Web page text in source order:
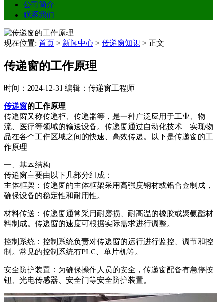
公司简介
联系我们
现在位置: 首页 > 新闻中心 > 传递窗知识 > 正文
传递窗的工作原理
时间：2024-12-31 编辑：传递窗工程师
传递窗的工作原理
传递窗又称传递柜、传递器等，是一种广泛应用于工业、物
流、医疗等领域的输送设备。传递窗通过自动化技术，实现物
品在各个工作区域之间的快速、高效传递。以下是传递窗的工
作原理：
一、基本结构
传递窗主要由以下几部分组成：
主体框架：传递窗的主体框架采用高强度钢材或铝合金制成，
确保设备的稳定性和耐用性。
材料传送：传递窗通常采用耐磨损、耐高温的橡胶或聚氨酯材
料制成。传递窗的速度可根据实际需求进行调整。
控制系统：控制系统负责对传递窗的运行进行监控、调节和控
制。常见的控制系统有PLC、单片机等。
安全防护装置：为确保操作人员的安全，传递窗配备有急停按
钮、光电传感器、安全门等安全防护装置。